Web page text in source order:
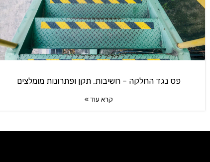
פס נגד החלקה – חשיבות, תקן ופתרונות מומלצים
קרא עוד »